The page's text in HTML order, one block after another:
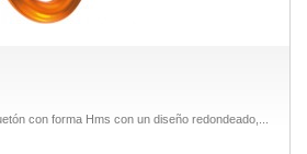
con forma Hms con un diseño redondeado,...